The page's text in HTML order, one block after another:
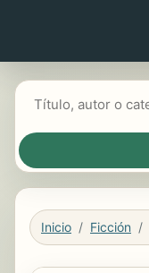
Inicio Ficción